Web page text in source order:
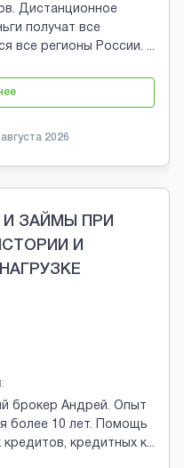
Дистанционное
получат все
все регионы России. ...
2026
ЗАЙМЫ ПРИ
И
брокер Андрей. Опыт
более 10 лет. Помощь
кредитов, кредитных к...